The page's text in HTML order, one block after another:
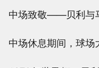
中场致敬——贝利与
中场休息期间，球场